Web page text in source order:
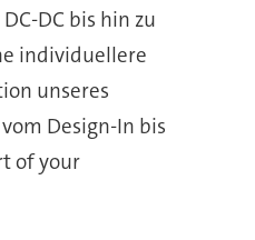
DC bis hin zu
individuellere
unseres
Design-In bis
of your